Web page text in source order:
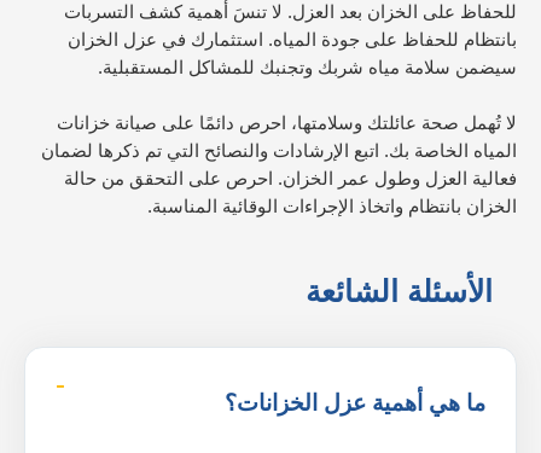
للحفاظ على الخزان بعد العزل. لا تنسَ أهمية كشف التسربات
بانتظام للحفاظ على جودة المياه. استثمارك في عزل الخزان
سيضمن سلامة مياه شربك وتجنبك للمشاكل المستقبلية.
لا تُهمل صحة عائلتك وسلامتها، احرص دائمًا على صيانة خزانات
المياه الخاصة بك. اتبع الإرشادات والنصائح التي تم ذكرها لضمان
فعالية العزل وطول عمر الخزان. احرص على التحقق من حالة
الخزان بانتظام واتخاذ الإجراءات الوقائية المناسبة.
الأسئلة الشائعة
ما هي أهمية عزل الخزانات؟